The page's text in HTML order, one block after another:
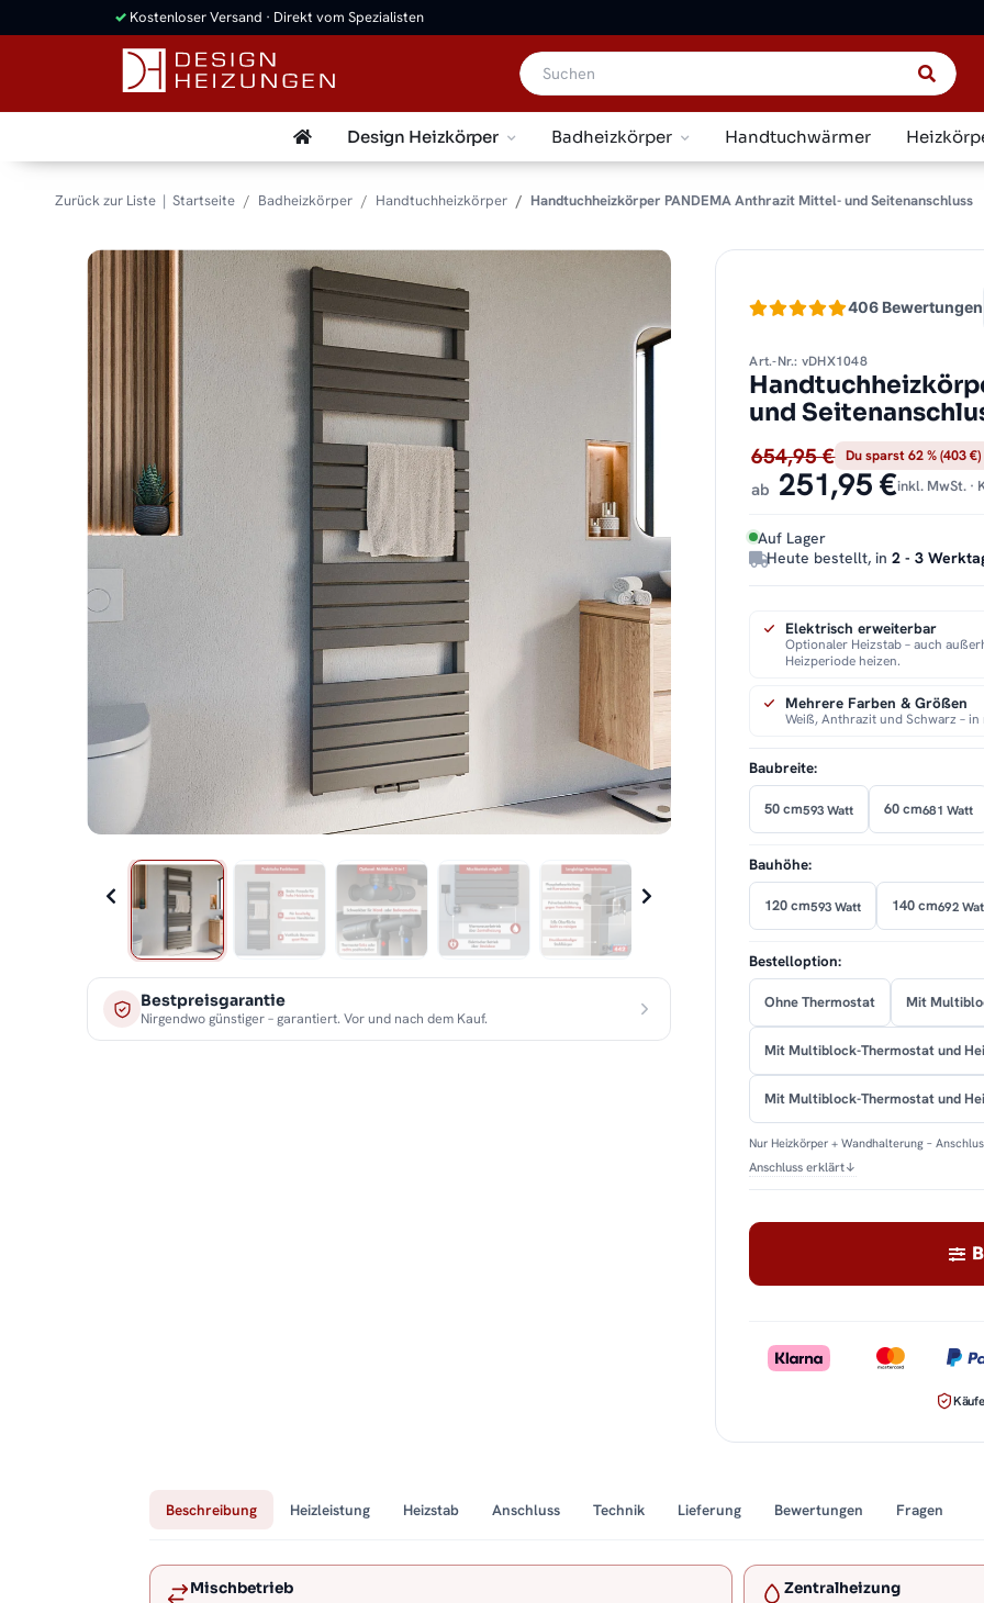
✓ Kostenloser Versand · Direkt vom Spezialisten
Design Heizkörper Badheizkörper Handtuchwärmer
Zurück zur Liste Startseite Badheizkörper Handtuchheizkörper Handtuchheizkörper PANDEMA Anthrazit Mittel- und Seitenanschluss
Bestpreisgarantie
Nirgendwo günstiger – garantiert. Vor und nach dem Kauf.
406 Bewertungen
Art.-Nr.: vDHX1048
und
654,95 € Du sparst 62 % (403 €)
ab 251,95 €inkl. MwSt. ·
Auf Lager
Heute bestellt, in2 - 3
Elektrisch erweiterbar
Optionaler Heizstab – auch
Heizperiode heizen.
Mehrere Farben & Größen
Weiß, Anthrazit und Schwarz –
Baubreite:
50 cm593 Watt 60 cm681 Watt
Bauhöhe:
120 cm593 Watt 140 cm692
Bestelloption:
Ohne Thermostat Mit
Mit Multiblock-Thermostat und
Mit Multiblock-Thermostat und
Nur Heizkörper + Wandhalterung –
Anschluss erklärt↓
Beschreibung Heizleistung Heizstab Anschluss Technik Lieferung Bewertungen Fragen
Mischbetrieb Zentralheizung